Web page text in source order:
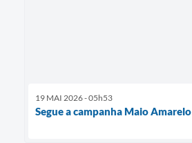
19 MAI 2026 - 05h53
Segue a campanha Maio Amarelo